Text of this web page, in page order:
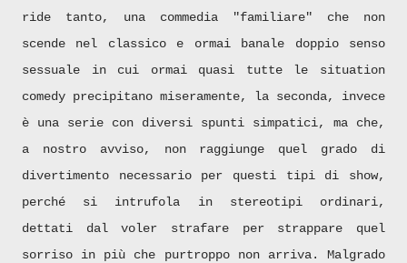
ride tanto, una commedia "familiare" che non
scende nel classico e ormai banale doppio senso
sessuale in cui ormai quasi tutte le situation
comedy precipitano miseramente, la seconda, invece
è una serie con diversi spunti simpatici, ma che,
a nostro avviso, non raggiunge quel grado di
divertimento necessario per questi tipi di show,
perché si intrufola in stereotipi ordinari,
dettati dal voler strafare per strappare quel
sorriso in più che purtroppo non arriva. Malgrado